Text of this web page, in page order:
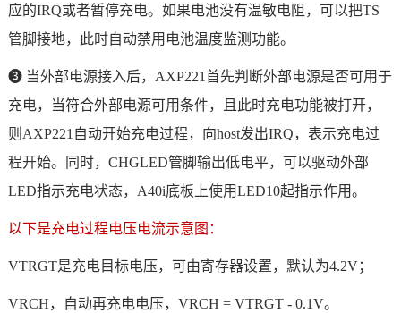
应的IRQ或者暂停充电。如果电池没有温敏电阻，可以把TS
管脚接地，此时自动禁用电池温度监测功能。
❸ 当外部电源接入后，AXP221首先判断外部电源是否可用于
充电，当符合外部电源可用条件，且此时充电功能被打开，
则AXP221自动开始充电过程，向host发出IRQ，表示充电过
程开始。同时，CHGLED管脚输出低电平，可以驱动外部
LED指示充电状态，A40i底板上使用LED10起指示作用。
以下是充电过程电压电流示意图：
VTRGT是充电目标电压，可由寄存器设置，默认为4.2V；
VRCH，自动再充电电压，VRCH = VTRGT - 0.1V。